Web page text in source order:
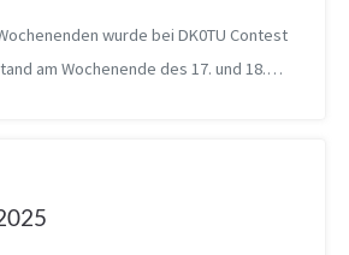
wurde bei DK0TU Contest
am Wochenende des 17. und 18.